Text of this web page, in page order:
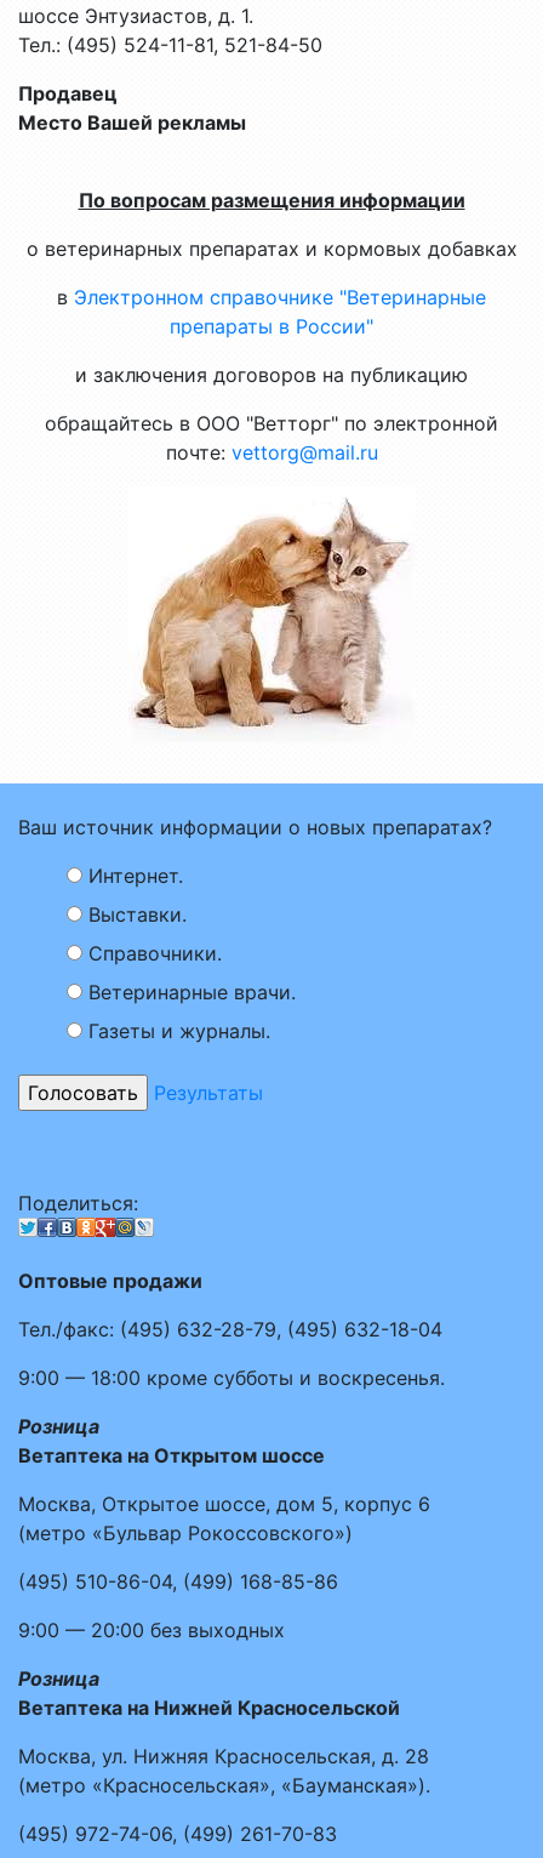
шоссе Энтузиастов, д. 1.
Тел.: (495) 524-11-81, 521-84-50
Продавец
Место Вашей рекламы
По вопросам размещения информации
о ветеринарных препаратах и кормовых добавках
в Электронном справочнике "Ветеринарные
препараты в России"
и заключения договоров на публикацию
обращайтесь в ООО "Ветторг" по электронной
почте: vettorg@mail.ru
Ваш источник информации о новых препаратах?
Интернет.
Выставки.
Справочники.
Ветеринарные врачи.
Газеты и журналы.
Результаты
Поделиться:
Оптовые продажи
Тел./факс: (495) 632-28-79, (495) 632-18-04
9:00 — 18:00 кроме субботы и воскресенья.
Розница
Ветаптека на Открытом шоссе
Москва, Открытое шоссе, дом 5, корпус 6
(метро «Бульвар Рокоссовского»)
(495) 510-86-04, (499) 168-85-86
9:00 — 20:00 без выходных
Розница
Ветаптека на Нижней Красносельской
Москва, ул. Нижняя Красносельская, д. 28
(метро «Красносельская», «Бауманская»).
(495) 972-74-06, (499) 261-70-83